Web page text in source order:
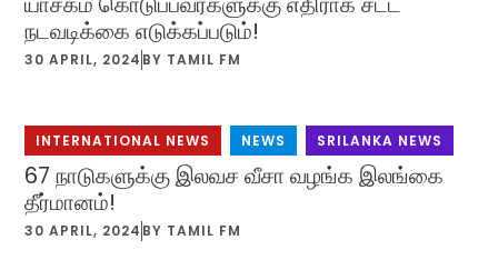
நடவடிக்கை எடுக்கப்படும்!
30 APRIL, 2024 BY TAMIL FM
INTERNATIONAL NEWS NEWS SRILANKA NEWS
67 நாடுகளுக்கு இலவச வீசா வழங்க இலங்கை
தீர்மானம்!
30 APRIL, 2024 BY TAMIL FM